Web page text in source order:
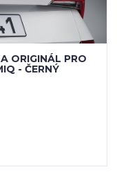
ORIGINÁL PRO
- ČERNÝ